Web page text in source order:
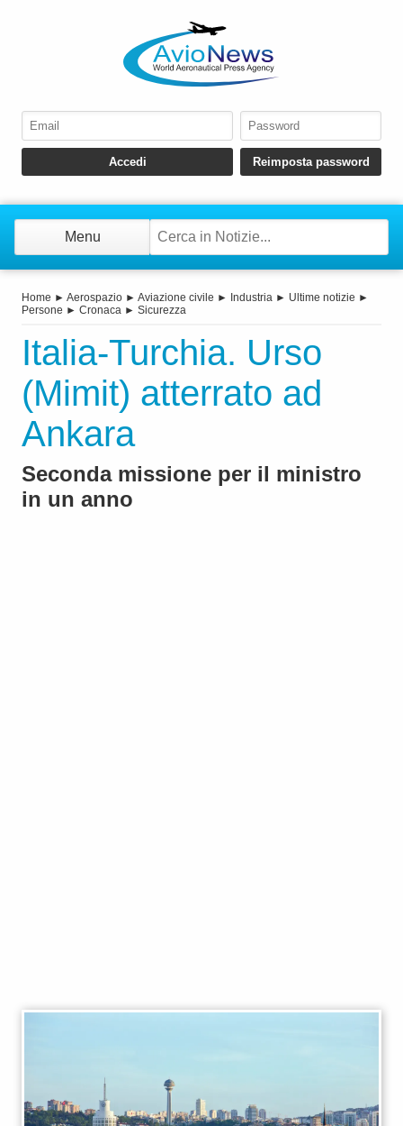
Menu
Home ► Aerospazio ► Aviazione civile ► Industria ► Ultime notizie ►
Persone ► Cronaca ► Sicurezza
Italia-Turchia. Urso
(Mimit) atterrato ad
Ankara
Seconda missione per il ministro
in un anno